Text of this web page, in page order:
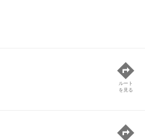
ルート
を見る